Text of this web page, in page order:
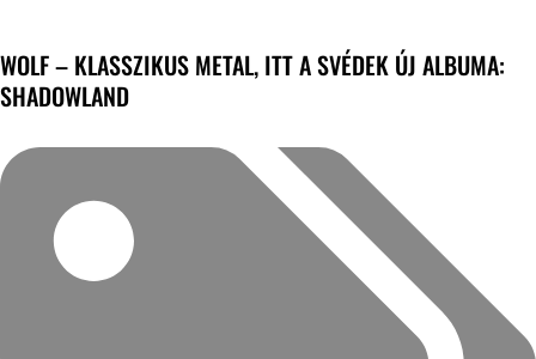
WOLF – KLASSZIKUS METAL, ITT A SVÉDEK ÚJ ALBUMA:
SHADOWLAND